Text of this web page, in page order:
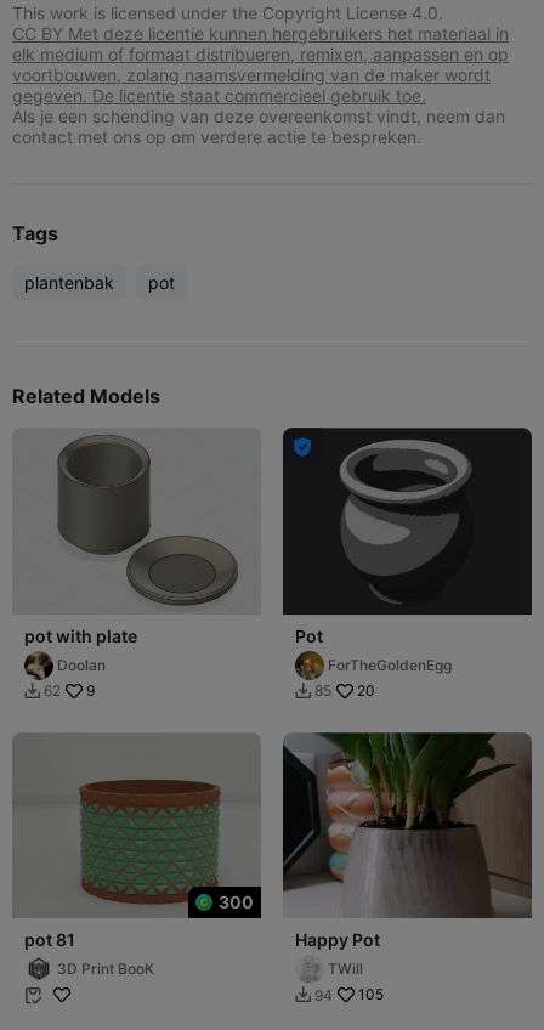
This work is licensed under the Copyright License 4.0.
CC BY Met deze licentie kunnen hergebruikers het materiaal in
elk medium of formaat distribueren, remixen, aanpassen en op
voortbouwen, zolang naamsvermelding van de maker wordt
gegeven. De licentie staat commercieel gebruik toe.
Als je een schending van deze overeenkomst vindt, neem dan
contact met ons op om verdere actie te bespreken.
Tags
plantenbak pot
Related Models
pot with plate
Doolan
 62 9

Pot
ForTheGoldenEgg
 85 20
300
pot 81
3D Print BooK

Happy Pot
TWill
 94 105